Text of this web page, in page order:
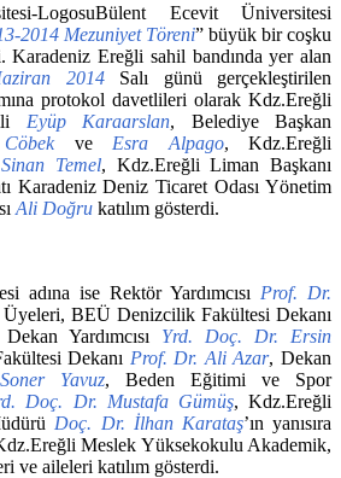
Bülent Ecevit Üniversitesi
2014 Mezuniyet Töreni” büyük bir coşku
Karadeniz Ereğli sahil bandında yer alan
2014Salı günü gerçekleştirilen
protokol davetlileri olarak Kdz.Ereğli
Eyüp Karaarslan, Belediye Başkan
ve Esra Alpago, Kdz.Ereğli
Sinan Temel, Kdz.Ereğli Liman Başkanı
Karadeniz Deniz Ticaret Odası Yönetim
Ali Doğru katılım gösterdi.
adına ise Rektör Yardımcısı Prof. Dr.
Üyeleri, BEÜ Denizcilik Fakültesi Dekanı
Yardımcısı Yrd. Doç. Dr. Ersin
Dekanı Prof. Dr. Ali Azar, Dekan
Yavuz, Beden Eğitimi ve Spor
Doç. Dr. Mustafa Gümüş, Kdz.Ereğli
Doç. Dr. İlhan Karataş’ın yanısıra
Meslek Yüksekokulu Akademik,
ve aileleri katılım gösterdi.